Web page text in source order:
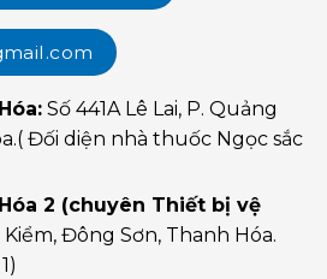
Số 441A Lê Lai, P. Quảng
Đối diện nhà thuốc Ngọc sắc
2 (chuyên Thiết bị vệ
Kiểm, Đông Sơn, Thanh Hóa.